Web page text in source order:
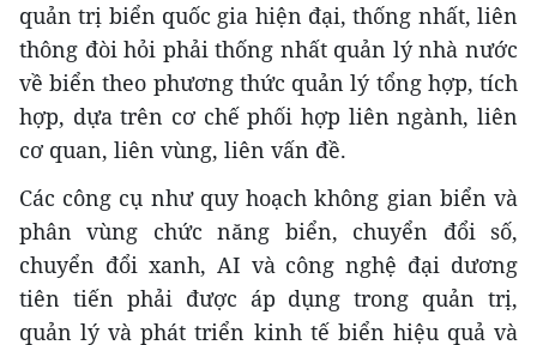
quản trị biển quốc gia hiện đại, thống nhất, liên
thông đòi hỏi phải thống nhất quản lý nhà nước
về biển theo phương thức quản lý tổng hợp, tích
hợp, dựa trên cơ chế phối hợp liên ngành, liên
cơ quan, liên vùng, liên vấn đề.
Các công cụ như quy hoạch không gian biển và
phân vùng chức năng biển, chuyển đổi số,
chuyển đổi xanh, AI và công nghệ đại dương
tiên tiến phải được áp dụng trong quản trị,
quản lý và phát triển kinh tế biển hiệu quả và